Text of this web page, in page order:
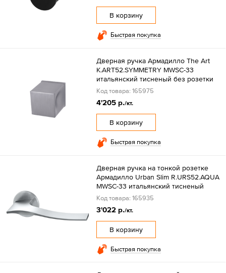
В корзину
Быстрая покупка
Дверная ручка Армадилло The Art
K.ART52.SYMMETRY MWSC-33
итальянский тисненый без розетки
Код товара: 165975
4'205 р./кт.
В корзину
Быстрая покупка
Дверная ручка на тонкой розетке
Армадилло Urban Slim R.URS52.AQUA
MWSC-33 итальянский тисненый
Код товара: 165935
3'022 р./кт.
В корзину
Быстрая покупка